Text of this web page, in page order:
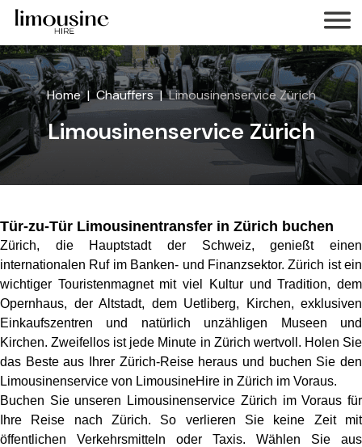
Home Chauffers Limousinenservice Zürich
Limousinenservice Zürich
Tür-zu-Tür Limousinentransfer in Zürich buchen
Zürich, die Hauptstadt der Schweiz, genießt einen
internationalen Ruf im Banken- und Finanzsektor. Zürich ist ein
wichtiger Touristenmagnet mit viel Kultur und Tradition, dem
Opernhaus, der Altstadt, dem Uetliberg, Kirchen, exklusiven
Einkaufszentren und natürlich unzähligen Museen und
Kirchen. Zweifellos ist jede Minute in Zürich wertvoll. Holen Sie
das Beste aus Ihrer Zürich-Reise heraus und buchen Sie den
Limousinenservice von LimousineHire in Zürich im Voraus.
Buchen Sie unseren Limousinenservice Zürich im Voraus für
Ihre Reise nach Zürich. So verlieren Sie keine Zeit mit
öffentlichen Verkehrsmitteln oder Taxis. Wählen Sie aus